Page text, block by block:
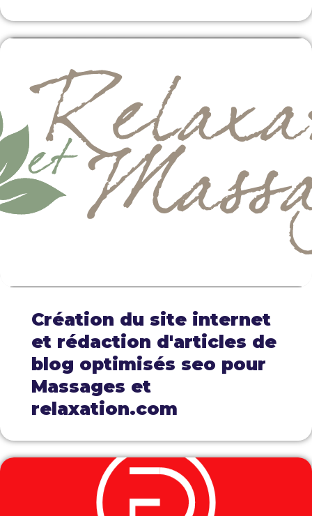
Création du site internet
et rédaction d'articles de
blog optimisés seo pour
Massages et
relaxation.com